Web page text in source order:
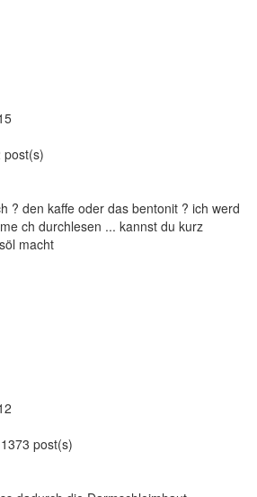
post(s)
? den kaffe oder das bentonit ? ich werd
ch durchlesen ... kannst du kurz
macht
post(s)